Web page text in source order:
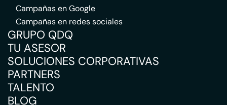
Campañas en Google
Campañas en redes sociales
GRUPO QDQ
TU ASESOR
SOLUCIONES CORPORATIVAS
PARTNERS
TALENTO
BLOG